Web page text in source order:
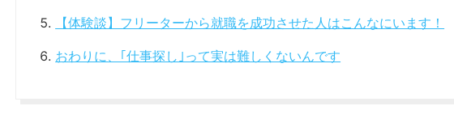
【体験談】フリーターから就職を成功させた人はこんなにいます！
おわりに、｢仕事探し｣って実は難しくないんです